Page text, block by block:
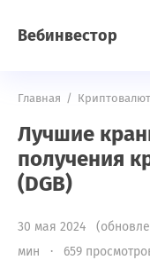
Вебинвестор
Главная /
Лучшие
получения
(DGB)
30 мая 2024
мин · 659